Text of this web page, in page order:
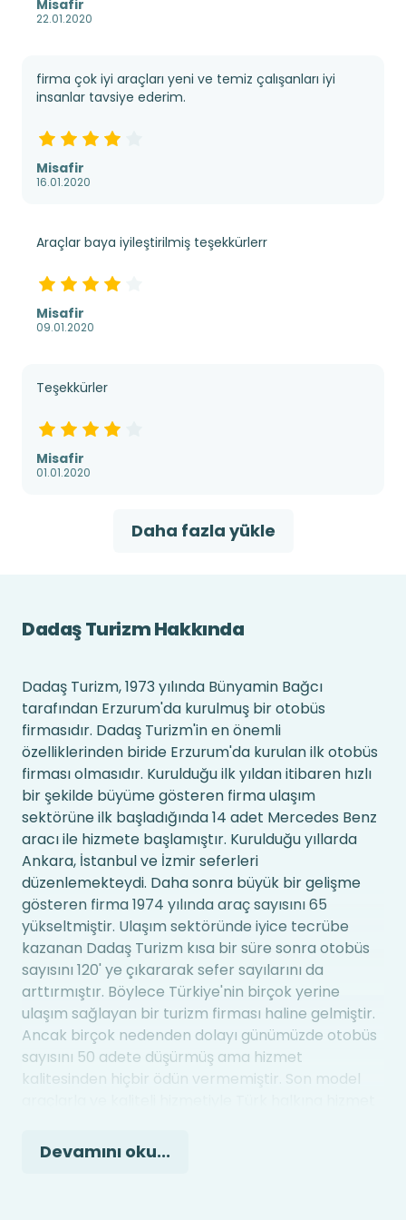
Misafir
22.01.2020
Misafir
16.01.2020
firma çok iyi araçları yeni ve temiz çalışanları iyi
insanlar tavsiye ederim.
Misafir
09.01.2020
Araçlar baya iyileştirilmiş teşekkürlerr
Misafir
01.01.2020
Teşekkürler
Daha fazla yükle
Dadaş Turizm Hakkında
Dadaş Turizm, 1973 yılında Bünyamin Bağcı
tarafından Erzurum'da kurulmuş bir otobüs
firmasıdır. Dadaş Turizm'in en önemli
özelliklerinden biride Erzurum'da kurulan ilk otobüs
firması olmasıdır. Kurulduğu ilk yıldan itibaren hızlı
bir şekilde büyüme gösteren firma ulaşım
sektörüne ilk başladığında 14 adet Mercedes Benz
aracı ile hizmete başlamıştır. Kurulduğu yıllarda
Ankara, İstanbul ve İzmir seferleri
düzenlemekteydi. Daha sonra büyük bir gelişme
gösteren firma 1974 yılında araç sayısını 65
yükseltmiştir. Ulaşım sektöründe iyice tecrübe
kazanan Dadaş Turizm kısa bir süre sonra otobüs
sayısını 120' ye çıkararak sefer sayılarını da
arttırmıştır. Böylece Türkiye'nin birçok yerine
ulaşım sağlayan bir turizm firması haline gelmiştir.
Ancak birçok nedenden dolayı günümüzde otobüs
sayısını 50 adete düşürmüş ama hizmet
kalitesinden hiçbir ödün vermemiştir. Son model
Dadaş Turizm Hedef ve İlkeleri
Devamını oku...